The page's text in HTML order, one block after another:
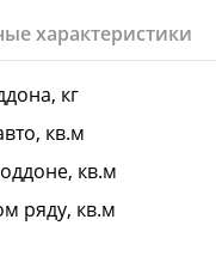
характеристики
кг
кв.м
кв.м
ряду, кв.м